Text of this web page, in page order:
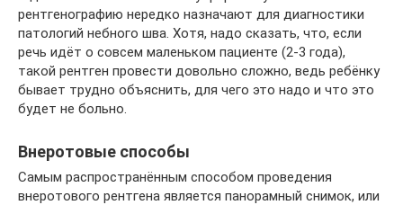
рентгенографию нередко назначают для диагностики
патологий небного шва. Хотя, надо сказать, что, если
речь идёт о совсем маленьком пациенте (2-3 года),
такой рентген провести довольно сложно, ведь ребёнку
бывает трудно объяснить, для чего это надо и что это
будет не больно.
Внеротовые способы
Самым распространённым способом проведения
внеротового рентгена является панорамный снимок, или